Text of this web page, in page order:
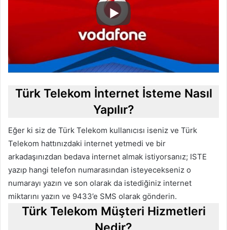
Türk Telekom İnternet İsteme Nasıl
Yapılır?
Eğer ki siz de Türk Telekom kullanıcısı iseniz ve Türk
Telekom hattınızdaki internet yetmedi ve bir
arkadaşınızdan bedava internet almak istiyorsanız; ISTE
yazıp hangi telefon numarasından isteyecekseniz o
numarayı yazın ve son olarak da istediğiniz internet
miktarını yazın ve 9433’e SMS olarak gönderin.
Türk Telekom Müşteri Hizmetleri